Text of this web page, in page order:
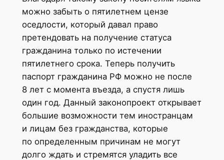
можно забыть о пятилетнем цензе
оседлости, который давал право
претендовать на получение статуса
гражданина только по истечении
пятилетнего срока. Теперь получить
паспорт гражданина РФ можно не после
8 лет с момента въезда, а спустя лишь
один год. Данный законопроект открывает
большие возможности тем иностранцам
и лицам без гражданства, которые
по определенным причинам не могут
долго ждать и стремятся уладить все